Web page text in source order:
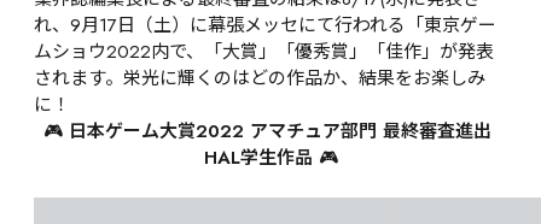
れ、9月17日（土）に幕張メッセにて行われる「東京ゲー
ムショウ2022内で、「大賞」「優秀賞」「佳作」が発表
されます。栄光に輝くのはどの作品か、結果をお楽しみ
に！
🎮 日本ゲーム大賞2022 アマチュア部門 最終審査進出
HAL学生作品 🎮